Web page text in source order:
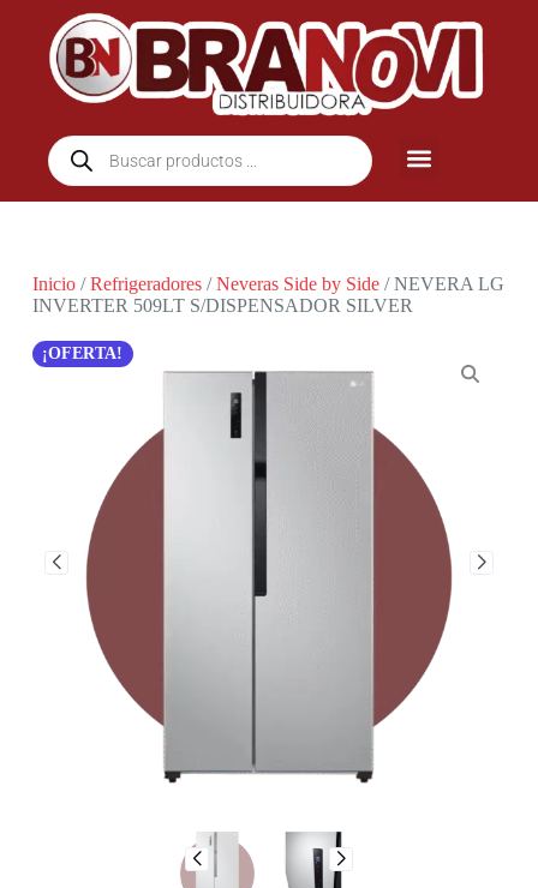
Inicio/Refrigeradores/Neveras Side by Side/ NEVERA LG
INVERTER 509LT S/DISPENSADOR SILVER